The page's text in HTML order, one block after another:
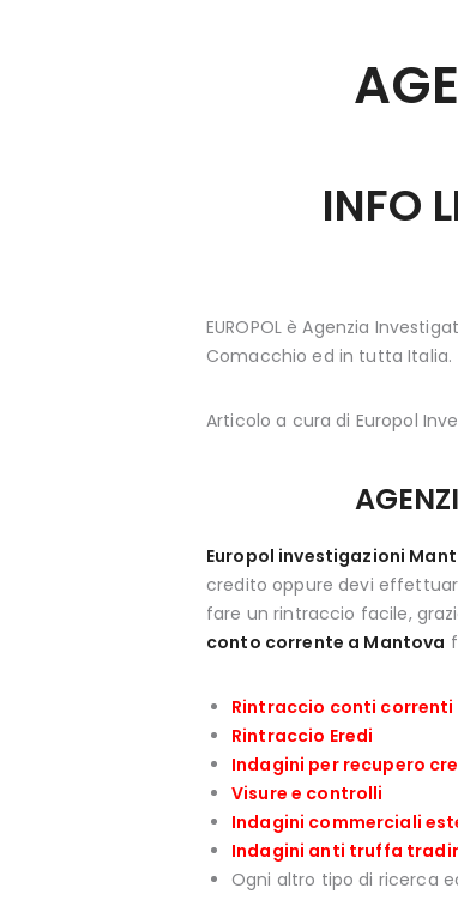
INFO
EUROPOL è Agenzia
Comacchio ed in tutta Italia.
Articolo a cura di Europol
Europol investigazioni
credito oppure devi
fare un rintraccio facile,
conto corrente a Mantova
Rintraccio conti
Rintraccio Eredi
Indagini per recupero
Visure e controlli
Indagini commerciali
Indagini anti truffa
Ogni altro tipo di ricerca